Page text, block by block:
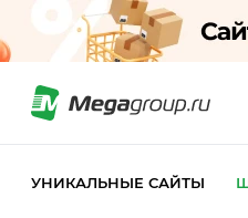
УНИКАЛЬНЫЕ САЙТЫ